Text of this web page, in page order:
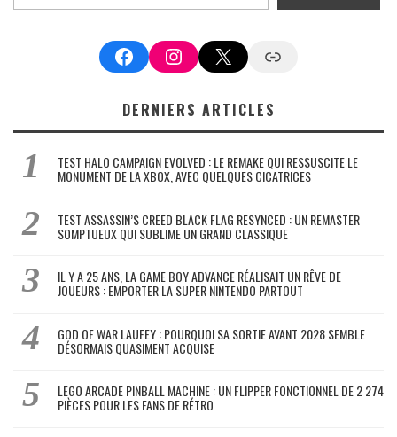
FacebookInstagram
X Google News
DERNIERS ARTICLES
TEST HALO CAMPAIGN EVOLVED : LE REMAKE QUI RESSUSCITE LE
MONUMENT DE LA XBOX, AVEC QUELQUES CICATRICES
TEST ASSASSIN’S CREED BLACK FLAG RESYNCED : UN REMASTER
SOMPTUEUX QUI SUBLIME UN GRAND CLASSIQUE
IL Y A 25 ANS, LA GAME BOY ADVANCE RÉALISAIT UN RÊVE DE
JOUEURS : EMPORTER LA SUPER NINTENDO PARTOUT
GOD OF WAR LAUFEY : POURQUOI SA SORTIE AVANT 2028 SEMBLE
DÉSORMAIS QUASIMENT ACQUISE
LEGO ARCADE PINBALL MACHINE : UN FLIPPER FONCTIONNEL DE 2 274
PIÈCES POUR LES FANS DE RÉTRO